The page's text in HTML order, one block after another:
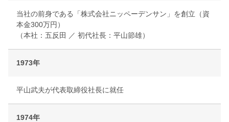
当社の前身である「株式会社ニッペーデンサン」を創立（資
本金300万円）
（本社：五反田 ／ 初代社長：平山節雄）
1973年
平山武夫が代表取締役社長に就任
1974年